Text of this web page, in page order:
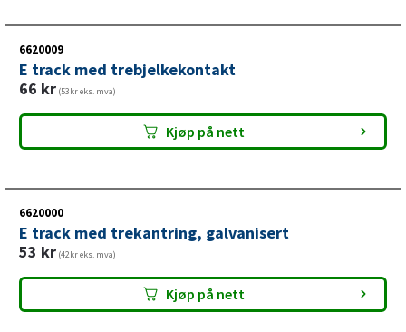
6620009
E track med trebjelkekontakt
66 kr (53kr eks. mva)
Kjøp på nett
6620000
E track med trekantring, galvanisert
53 kr (42kr eks. mva)
Kjøp på nett